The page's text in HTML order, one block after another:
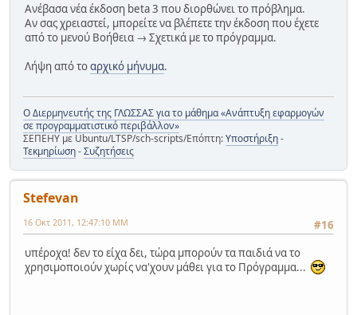
Ανέβασα νέα έκδοση beta 3 που διορθώνει το πρόβλημα.
Αν σας χρειαστεί, μπορείτε να βλέπετε την έκδοση που έχετε
από το μενού Βοήθεια → Σχετικά με το πρόγραμμα.
Λήψη από τοαρχικό μήνυμα.
Ο Διερμηνευτής της ΓΛΩΣΣΑΣ για το μάθημα «Ανάπτυξη εφαρμογών
σε προγραμματιστικό περιβάλλον»
ΣΕΠΕΗΥ με Ubuntu/LTSP/sch-scripts/Επόπτη:Υποστήριξη-
Τεκμηρίωση-Συζητήσεις
Stefevan
#16
16 Οκτ 2011, 12:47:10 ΜΜ
υπέροχα! δεν το είχα δει, τώρα μπορούν τα παιδιά να το
χρησιμοποιούν χωρίς να'χουν μάθει για το Πρόγραμμα...